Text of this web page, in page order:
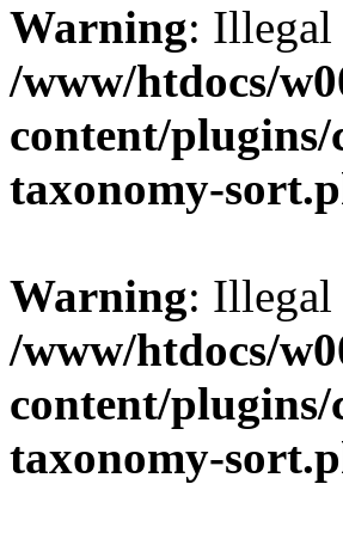
Warning: Illegal
/www/htdocs/
content/
taxonomy-
Warning: Illegal
/www/htdocs/
content/
taxonomy-